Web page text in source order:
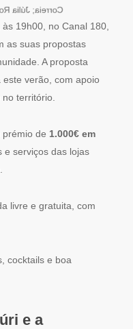
Ana Anjos
19h00, no Canal 180,
as suas propostas
A proposta
verão, com apoio
território.
de 1.000€ em
e serviços das lojas
livre e gratuita, com
cocktails e boa
e a